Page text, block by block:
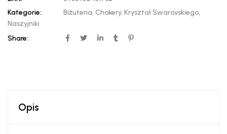
Kategorie:
Biżuteria, Chokery, Kryształ Swarovskiego,
Naszyjniki
Share:
Opis